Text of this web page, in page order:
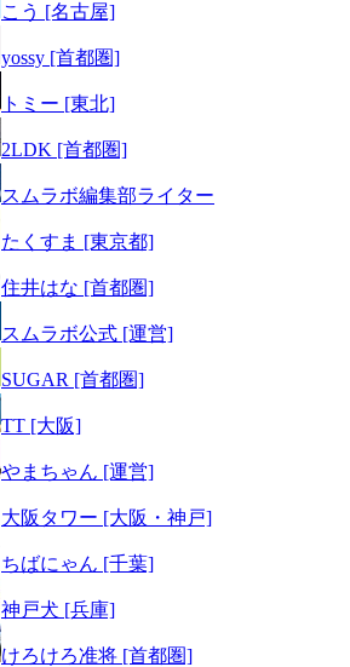
こう [名古屋]
yossy [首都圏]
トミー [東北]
2LDK [首都圏]
スムラボ編集部ライター
たくすま [東京都]
住井はな [首都圏]
スムラボ公式 [運営]
SUGAR [首都圏]
TT [大阪]
やまちゃん [運営]
大阪タワー [大阪・神戸]
ちばにゃん [千葉]
神戸犬 [兵庫]
けろけろ准将 [首都圏]